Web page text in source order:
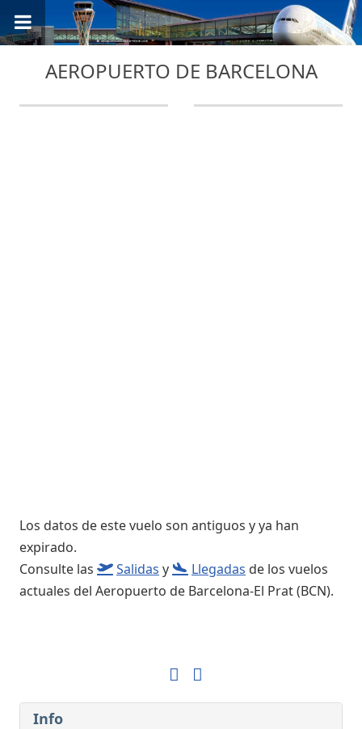
AEROPUERTO DE BARCELONA
Los datos de este vuelo son antiguos y ya han
expirado.
Consulte las
Salidas y Llegadas de los vuelos
actuales del Aeropuerto de Barcelona-El Prat (BCN).
Info